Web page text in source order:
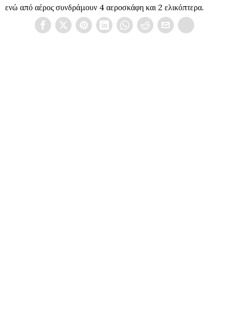
ενώ από αέρος συνδράμουν 4 αεροσκάφη και 2 ελικόπτερα.